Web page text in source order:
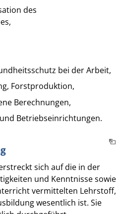
des
bei der Arbeit,
Forstproduktion,
Berechnungen,
Betriebseinrichtungen.
sich auf die in der
und Kenntnisse sowie
vermittelten Lehrstoff,
wesentlich ist. Sie